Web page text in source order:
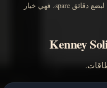
إذا كنت تبحث عن لعبة كلاسيكية هادئة لبضع دقائق spare، فهي خيار